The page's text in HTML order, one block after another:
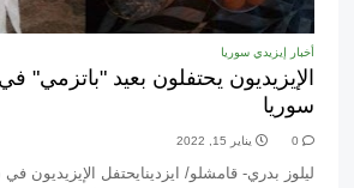
أخبار إيزيدي سوريا
الإيزيديون يحتفلون بعيد
سوريا
0 يناير 15, 2022
ليلوز بدري- قامشلو/ ايزدينايحتفل